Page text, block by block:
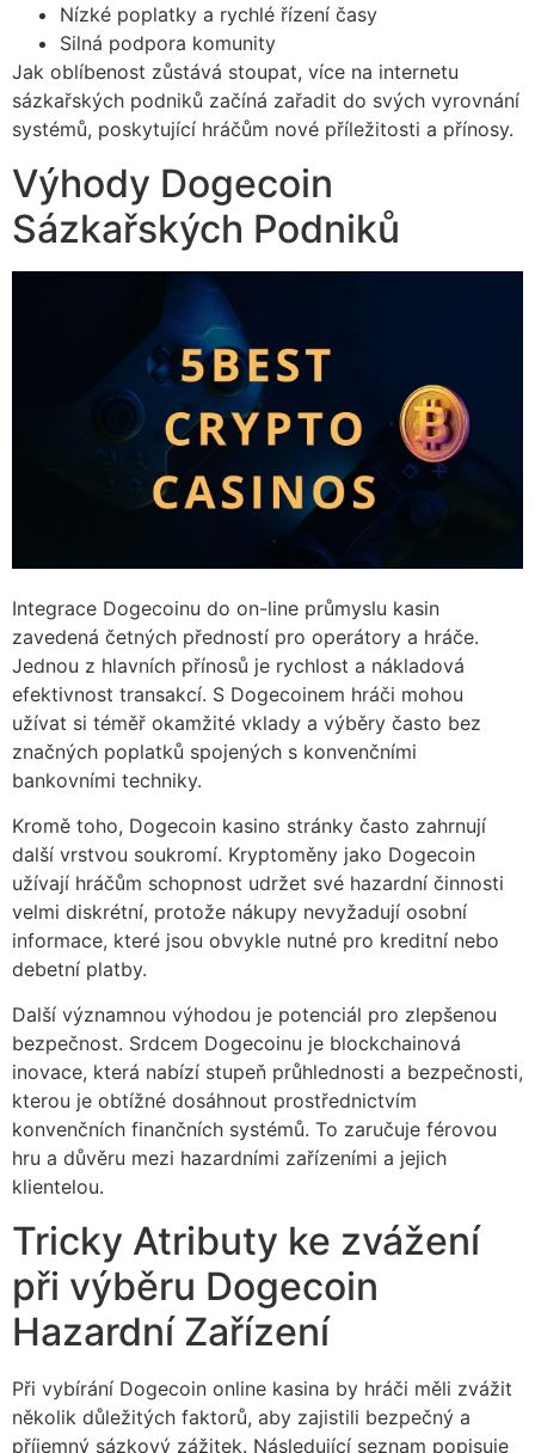
Nízké poplatky a rychlé řízení časy
Silná podpora komunity
Jak oblíbenost zůstává stoupat, více na internetu
sázkařských podniků začíná zařadit do svých vyrovnání
systémů, poskytující hráčům nové příležitosti a přínosy.
Výhody Dogecoin
Sázkařských Podniků
Integrace Dogecoinu do on-line průmyslu kasin
zavedená četných předností pro operátory a hráče.
Jednou z hlavních přínosů je rychlost a nákladová
efektivnost transakcí. S Dogecoinem hráči mohou
užívat si téměř okamžité vklady a výběry často bez
značných poplatků spojených s konvenčními
bankovními techniky.
Kromě toho, Dogecoin kasino stránky často zahrnují
další vrstvou soukromí. Kryptoměny jako Dogecoin
užívají hráčům schopnost udržet své hazardní činnosti
velmi diskrétní, protože nákupy nevyžadují osobní
informace, které jsou obvykle nutné pro kreditní nebo
debetní platby.
Další významnou výhodou je potenciál pro zlepšenou
bezpečnost. Srdcem Dogecoinu je blockchainová
inovace, která nabízí stupeň průhlednosti a bezpečnosti,
kterou je obtížné dosáhnout prostřednictvím
konvenčních finančních systémů. To zaručuje férovou
hru a důvěru mezi hazardními zařízeními a jejich
klientelou.
Tricky Atributy ke zvážení
při výběru Dogecoin
Hazardní Zařízení
Při vybírání Dogecoin online kasina by hráči měli zvážit
několik důležitých faktorů, aby zajistili bezpečný a
příjemný sázkový zážitek. Následující seznam popisuje